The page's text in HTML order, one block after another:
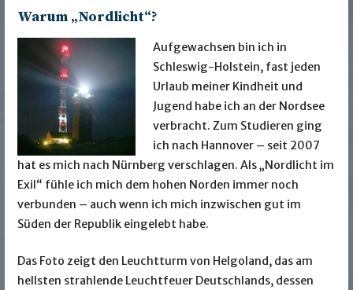
Warum „Nordlicht“?
Aufgewachsen bin ich in
Schleswig-Holstein, fast jeden
Urlaub meiner Kindheit und
Jugend habe ich an der Nordsee
verbracht. Zum Studieren ging
ich nach Hannover – seit 2007
hat es mich nach Nürnberg verschlagen. Als „Nordlicht im
Exil“ fühle ich mich dem hohen Norden immer noch
verbunden – auch wenn ich mich inzwischen gut im
Süden der Republik eingelebt habe.
Das Foto zeigt den Leuchtturm von Helgoland, das am
hellsten strahlende Leuchtfeuer Deutschlands, dessen